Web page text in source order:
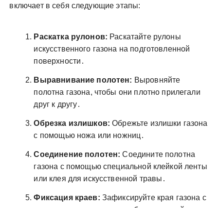
включает в себя следующие этапы:
Раскатка рулонов: Раскатайте рулоны
искусственного газона на подготовленной
поверхности․
Выравнивание полотен: Выровняйте
полотна газона, чтобы они плотно прилегали
друг к другу․
Обрезка излишков: Обрежьте излишки газона
с помощью ножа или ножниц․
Соединение полотен: Соедините полотна
газона с помощью специальной клейкой ленты
или клея для искусственной травы․
Фиксация краев: Зафиксируйте края газона с